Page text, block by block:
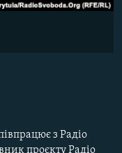
з Радіо
проєкту Радіо